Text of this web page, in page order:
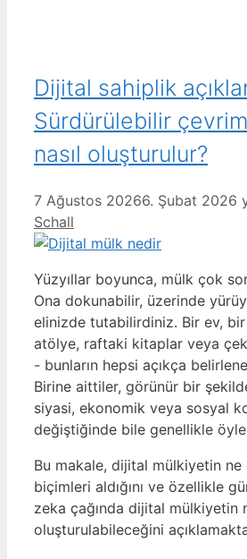
Dijital sahiplik
Sürdürülebilir
nasıl oluşturulur?
7 Ağustos 20266. Şubat 2026
Schall
Yüzyıllar boyunca, mülk çok
Ona dokunabilir, üzerinde
elinizde tutabilirdiniz. Bir ev,
atölye, raftaki kitaplar veya
- bunların hepsi açıkça
Birine aittiler, görünür bir
siyasi, ekonomik veya sosyal
değiştiğinde bile genellikle öyle
Bu makale, dijital mülkiyetin ne
biçimleri aldığını ve özellikle
zeka çağında dijital mülkiyetin
oluşturulabileceğini